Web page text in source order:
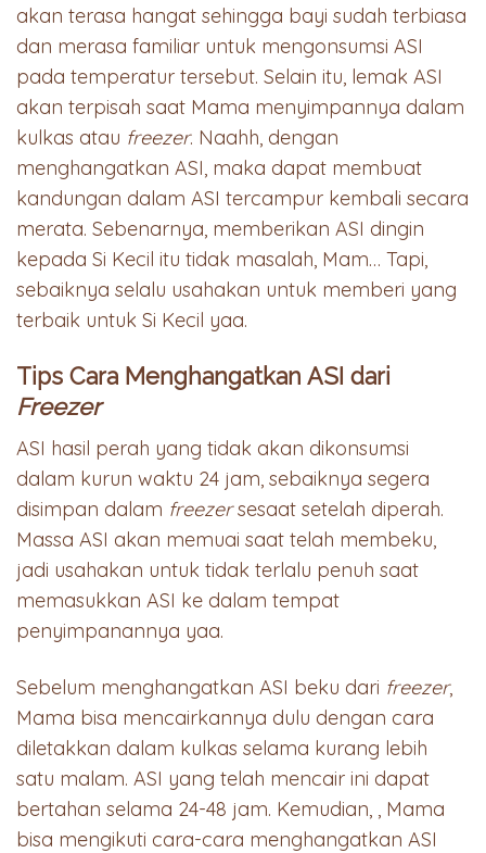
akan terasa hangat sehingga bayi sudah terbiasa
dan merasa familiar untuk mengonsumsi ASI
pada temperatur tersebut. Selain itu, lemak ASI
akan terpisah saat Mama menyimpannya dalam
kulkas atau freezer. Naahh, dengan
menghangatkan ASI, maka dapat membuat
kandungan dalam ASI tercampur kembali secara
merata. Sebenarnya, memberikan ASI dingin
kepada Si Kecil itu tidak masalah, Mam… Tapi,
sebaiknya selalu usahakan untuk memberi yang
terbaik untuk Si Kecil yaa.
Tips Cara Menghangatkan ASI dari
Freezer
ASI hasil perah yang tidak akan dikonsumsi
dalam kurun waktu 24 jam, sebaiknya segera
disimpan dalam freezersesaat setelah diperah.
Massa ASI akan memuai saat telah membeku,
jadi usahakan untuk tidak terlalu penuh saat
memasukkan ASI ke dalam tempat
penyimpanannya yaa.
Sebelum menghangatkan ASI beku dari freezer,
Mama bisa mencairkannya dulu dengan cara
diletakkan dalam kulkas selama kurang lebih
satu malam. ASI yang telah mencair ini dapat
bertahan selama 24-48 jam. Kemudian, , Mama
bisa mengikuti cara-cara menghangatkan ASI